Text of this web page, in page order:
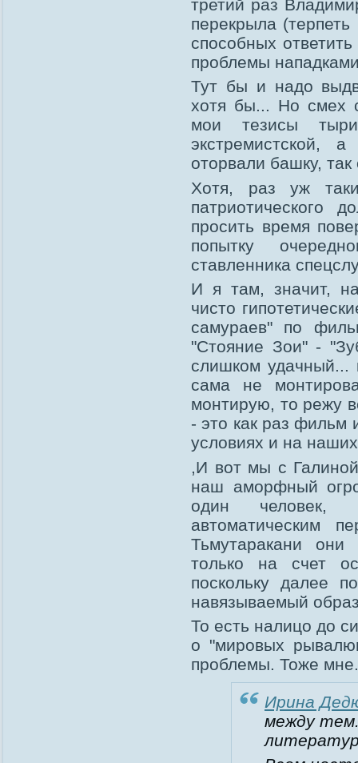
третий раз
перекрыла
способных
проблемы
Тут бы и надо
хотя бы... Но смех
мои тезисы
оторвали башку,
Хотя, раз уж
просить время
попытку
ставленника
И я там, значит,
чисто
самураев" по
"Стояние Зои" -
слишком
сама не
монтирую, то режу
- это как раз фильм
условиях и на
,И вот мы с
наш аморфный
один человек,
автоматическим
Тьмутаракани
только на счет
поскольку далее
навязываемый
То есть налицо до
о "мировых
проблемы. Тоже
Ирина
между